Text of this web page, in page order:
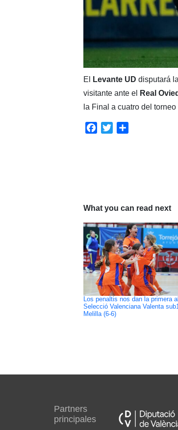
El Levante UD disputará
visitante ante el
Real
la Final a cuatro del
Facebook
Twitter
What you can read next
Los penaltis nos dan la primera
Selecció Valenciana Valenta
Melilla (6-6)
Partners
principales